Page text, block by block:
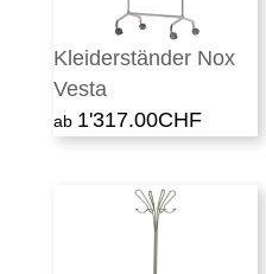
Kleiderständer Nox
Vesta
1'317.00CHF